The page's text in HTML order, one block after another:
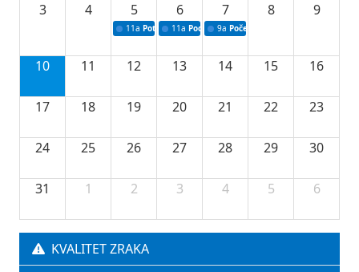
3 4 5
11a Potpisivanje ugovora o stipendijama za
6
11a Podrška razvoju vodne infrastrukture u
7
9a Početak izgradnje nove
8 9
10 11 12 13 14 15 16
17 18 19 20 21 22 23
24 25 26 27 28 29 30
31 1 2 3 4 5 6
KVALITET ZRAKA